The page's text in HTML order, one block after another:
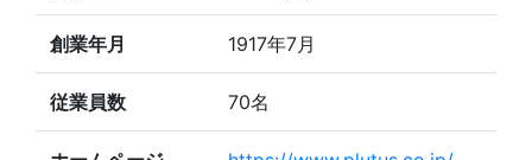
創業年月 1917年7月
従業員数 70名